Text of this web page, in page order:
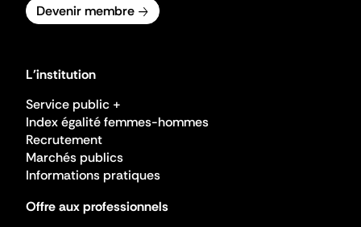
Devenir membre
L'institution
Service public +
Index égalité femmes-hommes
Recrutement
Marchés publics
Informations pratiques
Offre aux professionnels